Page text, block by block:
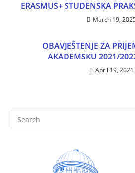
ERASMUS+ STUDENSKA
March 19, 2025
OBAVJEŠTENJE ZA
AKADEMSKU 2021/
April 19, 2021